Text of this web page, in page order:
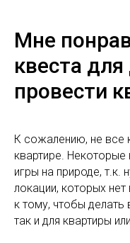
Мне
квеста
провести
К сожалению, не все
квартире.
игры на природе,
локации, которых
к тому, чтобы делать
так и для квартиры